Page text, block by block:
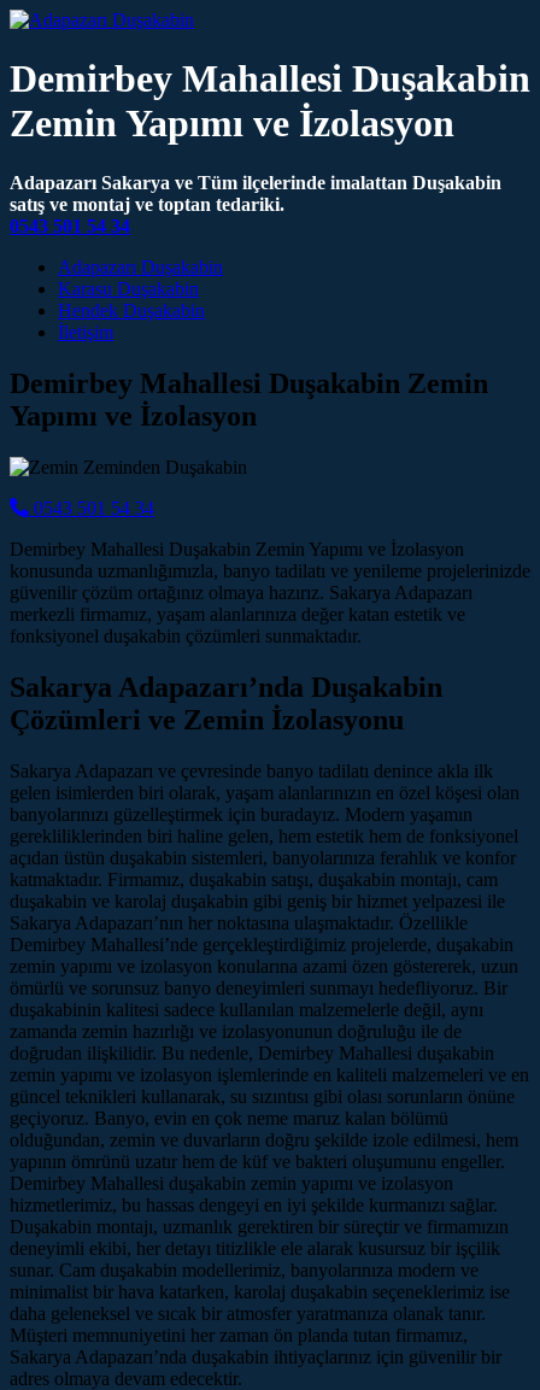
Demirbey Mahallesi Duşakabin
Zemin Yapımı ve İzolasyon
Adapazarı Sakarya ve Tüm ilçelerinde imalattan Duşakabin
satış ve montaj ve toptan tedariki.
0543 501 54 34
Main Navigation
Adapazarı Duşakabin
Karasu Duşakabin
Hendek Duşakabin
İletişim
Demirbey Mahallesi Duşakabin Zemin
Yapımı ve İzolasyon
0543 501 54 34
Demirbey Mahallesi Duşakabin Zemin Yapımı ve İzolasyon
konusunda uzmanlığımızla, banyo tadilatı ve yenileme projelerinizde
güvenilir çözüm ortağınız olmaya hazırız. Sakarya Adapazarı
merkezli firmamız, yaşam alanlarınıza değer katan estetik ve
fonksiyonel duşakabin çözümleri sunmaktadır.
Sakarya Adapazarı’nda Duşakabin
Çözümleri ve Zemin İzolasyonu
Sakarya Adapazarı ve çevresinde banyo tadilatı denince akla ilk
gelen isimlerden biri olarak, yaşam alanlarınızın en özel köşesi olan
banyolarınızı güzelleştirmek için buradayız. Modern yaşamın
gerekliliklerinden biri haline gelen, hem estetik hem de fonksiyonel
açıdan üstün duşakabin sistemleri, banyolarınıza ferahlık ve konfor
katmaktadır. Firmamız, duşakabin satışı, duşakabin montajı, cam
duşakabin ve karolaj duşakabin gibi geniş bir hizmet yelpazesi ile
Sakarya Adapazarı’nın her noktasına ulaşmaktadır. Özellikle
Demirbey Mahallesi’nde gerçekleştirdiğimiz projelerde, duşakabin
zemin yapımı ve izolasyon konularına azami özen göstererek, uzun
ömürlü ve sorunsuz banyo deneyimleri sunmayı hedefliyoruz. Bir
duşakabinin kalitesi sadece kullanılan malzemelerle değil, aynı
zamanda zemin hazırlığı ve izolasyonunun doğruluğu ile de
doğrudan ilişkilidir. Bu nedenle, Demirbey Mahallesi duşakabin
zemin yapımı ve izolasyon işlemlerinde en kaliteli malzemeleri ve en
güncel teknikleri kullanarak, su sızıntısı gibi olası sorunların önüne
geçiyoruz. Banyo, evin en çok neme maruz kalan bölümü
olduğundan, zemin ve duvarların doğru şekilde izole edilmesi, hem
yapının ömrünü uzatır hem de küf ve bakteri oluşumunu engeller.
Demirbey Mahallesi duşakabin zemin yapımı ve izolasyon
hizmetlerimiz, bu hassas dengeyi en iyi şekilde kurmanızı sağlar.
Duşakabin montajı, uzmanlık gerektiren bir süreçtir ve firmamızın
deneyimli ekibi, her detayı titizlikle ele alarak kusursuz bir işçilik
sunar. Cam duşakabin modellerimiz, banyolarınıza modern ve
minimalist bir hava katarken, karolaj duşakabin seçeneklerimiz ise
daha geleneksel ve sıcak bir atmosfer yaratmanıza olanak tanır.
Müşteri memnuniyetini her zaman ön planda tutan firmamız,
Sakarya Adapazarı’nda duşakabin ihtiyaçlarınız için güvenilir bir
adres olmaya devam edecektir.